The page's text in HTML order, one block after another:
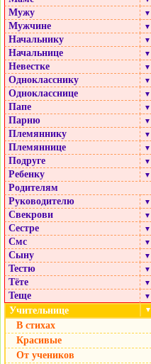
Мужу ▼
Мужчине ▼
Начальнику ▼
Начальнице ▼
Невестке ▼
Однокласснику ▼
Однокласснице ▼
Папе ▼
Парню ▼
Племяннику ▼
Племяннице ▼
Подруге ▼
Ребенку ▼
Родителям
Руководителю
▼
Свекрови ▼
Сестре ▼
Смс ▼
Сыну ▼
Тестю ▼
Тёте ▼
Теще ▼
Учительнице ▼
В стихах
Красивые
От учеников